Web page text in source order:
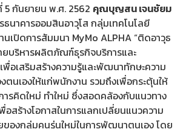
กันยายน พ.ศ. 2562 คุณบุญสน เจนชัยม
ธนาคารออมสินอาวุโส กลุ่มเทคโนโลยี
นเปิดการสัมมนา MyMo ALPHA “ติดอาวุธ
ยบริหารผลิตภัณฑ์ธุรกิจบริการและ
อเสริมสร้างความรู้และพัฒนาทักษะความ
ตนเองให้แก่พนักงาน รวมถึงเพื่อกระตุ้นให้
ารคิดใหม่ ทำใหม่ ซึ่งสอดคล้องกับแนวทาง
พื่อสร้างโอกาสในการแลกเปลี่ยนแนวความ
ของกลุ่มคนรุ่นใหม่ในการพัฒนาตนเอง โดย